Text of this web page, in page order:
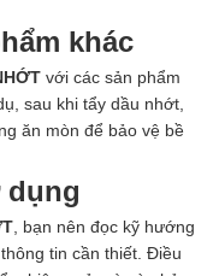
khác
với các sản phẩm
sau khi tẩy dầu nhớt,
ăn mòn để bảo vệ bề
, bạn nên đọc kỹ hướng
tin cần thiết. Điều